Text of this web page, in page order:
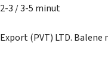
3 / 3-5 minut
(PVT) LTD. Balene